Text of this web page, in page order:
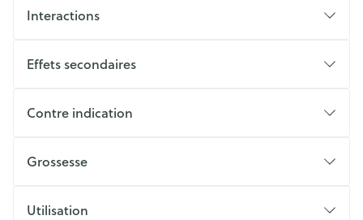
Interactions
Effets secondaires
Contre indication
Grossesse
Utilisation